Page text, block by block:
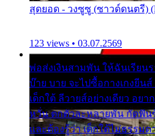
สุดยอด - วงซูซู (ซาวด์ดนตรี)
123 views • 03.07.2569
พ่อส่งเงินสามพัน ให้ฉันเรียน
บ๊าย บาย จะไปซื้อกางเกงยีนส์
เด็กใต้ ลีวายส์อย่างเดียว อย
หวั่น ตกตัวละหลายพัน กัดฟัน
และต้องรู้ว่า เด็กใต้ไม่ธรรมด